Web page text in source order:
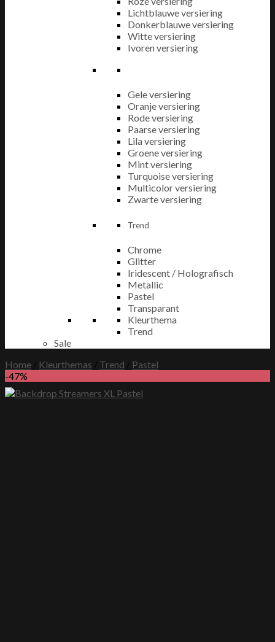
Lichtblauwe versiering
Donkerblauwe versiering
Witte versiering
Ivoren versiering
Gele versiering
Oranje versiering
Rode versiering
Paarse versiering
Lila versiering
Groene versiering
Mint versiering
Turquoise versiering
Multicolor versiering
Zwarte versiering
Trend
Chrome
Glitter
Iridescent / Holografisch
Metallic
Pastel
Transparant
Kleurthema
Trend
Sale
Home
Kleurthemas Trend
Pastel
-47%